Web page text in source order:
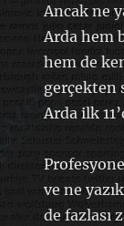
Ancak ne
Arda hem
hem de
gerçekten
Arda ilk
ve ne
de fazlası